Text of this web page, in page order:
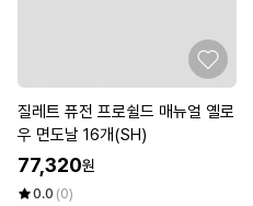
질레트 퓨전 프로쉴드 매뉴얼 옐로
우 면도날 16개(SH)
77,320원
0.0 (0)